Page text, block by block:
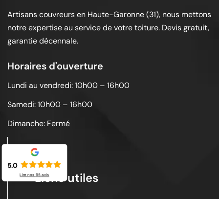
Artisans couvreurs en Haute-Garonne (31), nous mettons
notre expertise au service de votre toiture. Devis gratuit,
garantie décennale.
Horaires d'ouverture
Lundi au vendredi: 10h00 – 16h00
Samedi: 10h00 – 16h00
Dimanche: Fermé
Liens utiles
5.0
Lire nos 95avis